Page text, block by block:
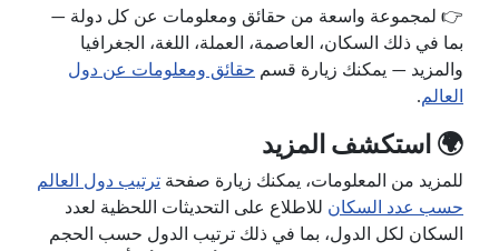
👉 لمجموعة واسعة من حقائق ومعلومات عن كل دولة —
بما في ذلك السكان، العاصمة، العملة، اللغة، الجغرافيا
والمزيد — يمكنك زيارة قسم حقائق ومعلومات عن دول
العالم.
🌍 استكشف المزيد
للمزيد من المعلومات، يمكنك زيارة صفحة ترتيب دول العالم
حسب عدد السكان للاطلاع على التحديثات اللحظية لعدد
السكان لكل الدول، بما في ذلك ترتيب الدول حسب الحجم